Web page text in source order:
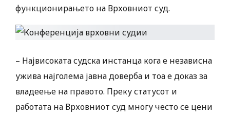
функционирањето на Врховниот суд.
– Највисоката судска инстанца кога е независна
ужива најголема јавна доверба и тоа е доказ за
владеење на правото. Преку статусот и
работата на Врховниот суд многу често се цени